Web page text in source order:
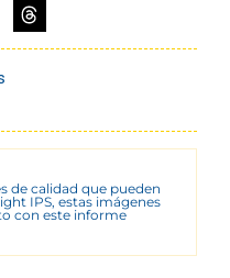
de calidad que pueden
IPS, estas imágenes
con este informe